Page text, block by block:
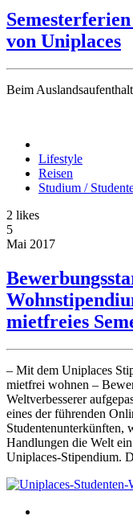
von Uniplaces
Beim
Lifestyle
Reisen
Studium /
2 likes
5
Mai 2017
mietfreies
– Mit dem Uniplaces
mietfrei wohnen –
Weltverbesserer
eines der führenden
Studentenunterkünften,
Handlungen die Welt ein
Uniplaces-Stipendium.